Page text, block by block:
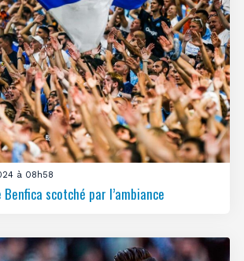
à 08h58
scotché par l’ambiance